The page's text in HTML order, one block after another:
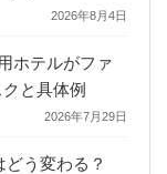
2026年8月4日
ホテルがファ
と具体例
2026年7月29日
う変わる？